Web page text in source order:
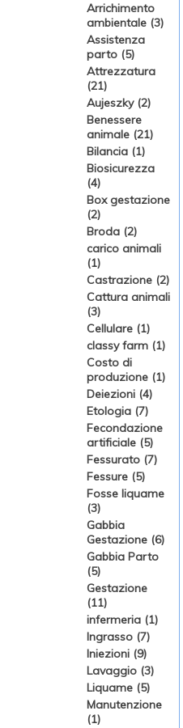
Arrichimento
ambientale (3)
Assistenza
parto (5)
Attrezzatura
(21)
Aujeszky (2)
Benessere
animale (21)
Bilancia (1)
Biosicurezza
(4)
Box gestazione
(2)
Broda (2)
carico animali
(1)
Castrazione (2)
Cattura animali
(3)
Cellulare (1)
classy farm (1)
Costo di
produzione (1)
Deiezioni (4)
Etologia (7)
Fecondazione
artificiale (5)
Fessurato (7)
Fessure (5)
Fosse liquame
(3)
Gabbia
Gestazione (6)
Gabbia Parto
(5)
Gestazione
(11)
infermeria (1)
Ingrasso (7)
Iniezioni (9)
Lavaggio (3)
Liquame (5)
Manutenzione
(1)